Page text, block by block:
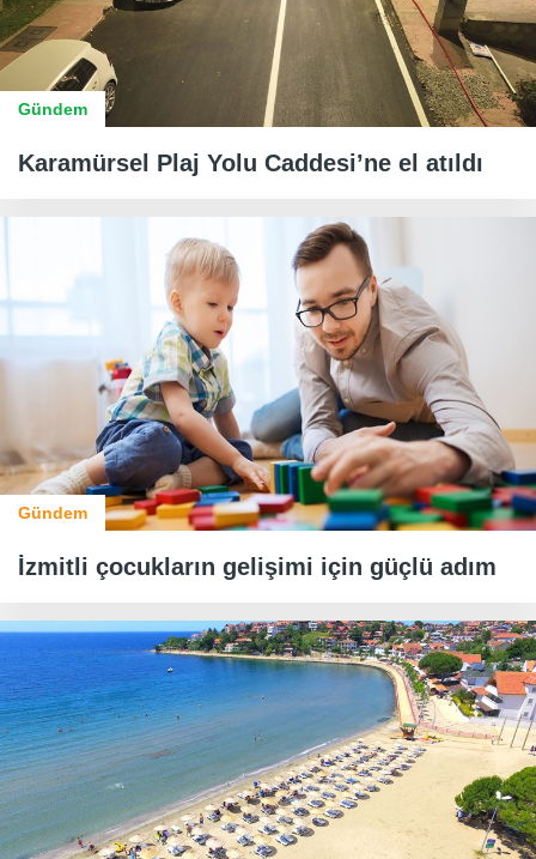
Gündem
Karamürsel Plaj Yolu Caddesi’ne el atıldı
Gündem
İzmitli çocukların gelişimi için güçlü adım